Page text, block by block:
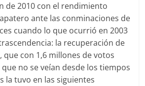
de 2010 con el rendimiento
ante las conminaciones de
cuando lo que ocurrió en 2003
la recuperación de
que con 1,6 millones de votos
no se veían desde los tiempos
la tuvo en las siguientes